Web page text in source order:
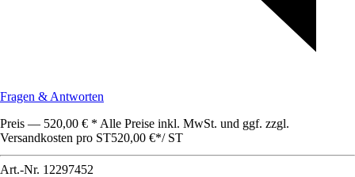
Fragen & Antworten
Preis — 520,00 € * Alle Preise inkl. MwSt. und ggf. zzgl.
Versandkosten pro ST520,00 €*/ ST
Art.-Nr. 12297452